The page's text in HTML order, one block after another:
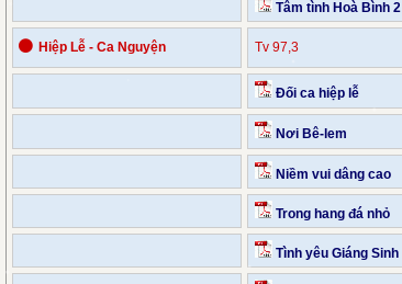
Tâm tình Hoà Bình 2
⚫ Hiệp Lễ - Ca Nguyện Tv 97,3
Đối ca hiệp lễ
Nơi Bê-lem
Niềm vui dâng cao
Trong hang đá nhỏ
Tình yêu Giáng Sinh